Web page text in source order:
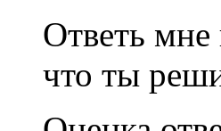
Ответь мне
что ты